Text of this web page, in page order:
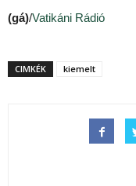
(gá)/Vatikáni Rádió
CIMKÉK kiemelt